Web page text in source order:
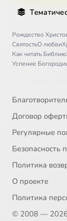
Рождество
СвятостьО любви
Как читать Библию
Успение
Договор
Регулярные
Безопасность
Политика
О проекте
Политика
© 2008 — 2026